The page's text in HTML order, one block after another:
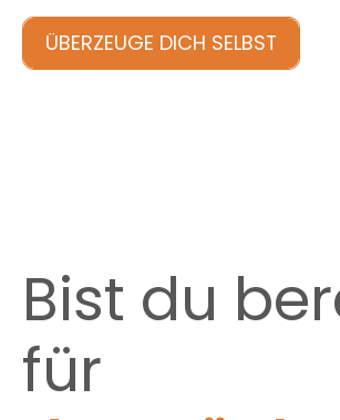
ÜBERZEUGE DICH SELBST
Bist du
für